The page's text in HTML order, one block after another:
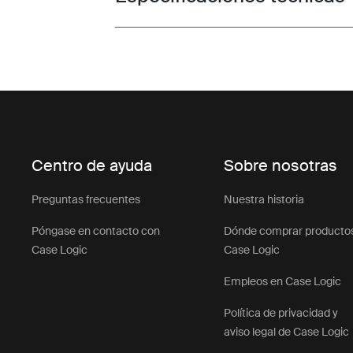
Centro de ayuda
Preguntas frecuentes
Póngase en contacto con
Case Logic
Sobre nosotras
Nuestra historia
Dónde comprar
Case Logic
Empleos en Case Logic
Política de privacidad y
aviso legal de Case Logic